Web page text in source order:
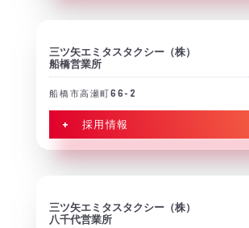
三ツ矢エミタスタクシー（株）
船橋営業所
船橋市高瀬町66-2
+ 採用情報
三ツ矢エミタスタクシー（株）
八千代営業所